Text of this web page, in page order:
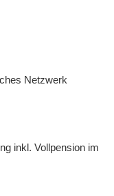
Netzwerk
inkl. Vollpension im